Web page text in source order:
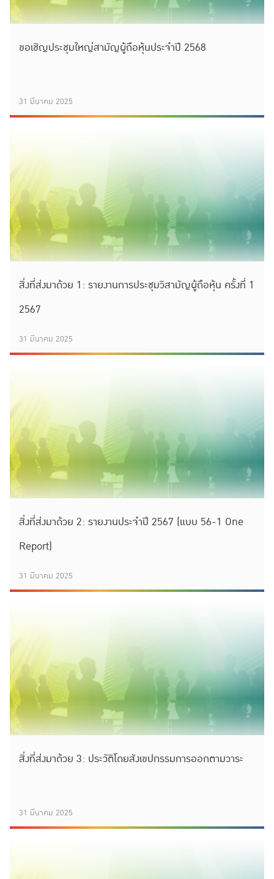
ขอเชิญประชุมใหญ่สามัญผู้ถือหุ้นประจำปี 2568
31 มีนาคม 2025
สิ่งที่ส่งมาด้วย 1: รายงานการประชุมวิสามัญผู้ถือหุ้น ครั้งที่ 1
2567
31 มีนาคม 2025
สิ่งที่ส่งมาด้วย 2: รายงานประจำปี 2567 (แบบ 56-1 One
Report)
31 มีนาคม 2025
สิ่งที่ส่งมาด้วย 3: ประวัติโดยสังเขปกรรมการออกตามวาระ
31 มีนาคม 2025